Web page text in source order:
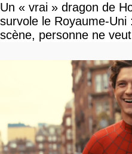
Un « vrai » dragon de
survole le Royaume-
scène, personne ne